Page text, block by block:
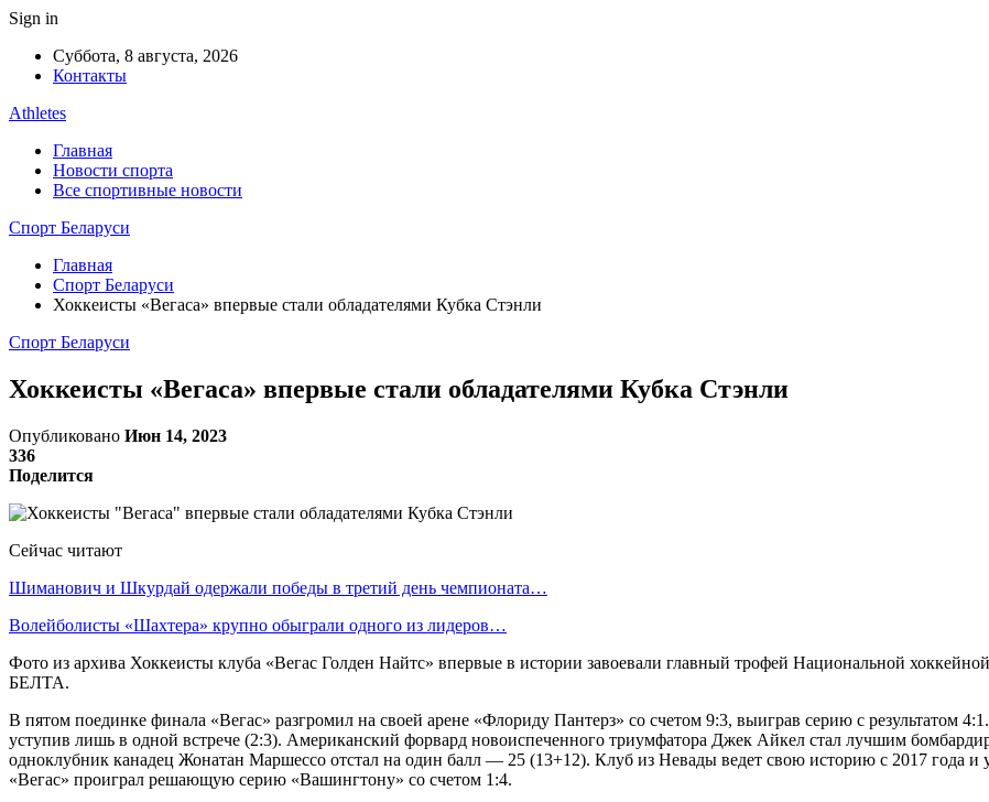
Sign in
Суббота, 8 августа, 2026
Контакты
Athletes
Главная
Новости спорта
Все спортивные новости
Спорт Беларуси
Главная
Спорт Беларуси
Хоккеисты «Вегаса» впервые стали обладателями Кубка Стэнли
Спорт Беларуси
Хоккеисты «Вегаса» впервые стали обладателями Кубка Стэнли
Опубликовано Июн 14, 2023
336
Поделится
Сейчас читают
Шиманович и Шкурдай одержали победы в третий день чемпионата…
Волейболисты «Шахтера» крупно обыграли одного из лидеров…
Фото из архива Хоккеисты клуба «Вегас Голден Найтс» впервые в истории завоевали главный трофей Национальной
БЕЛТА.
В пятом поединке финала «Вегас» разгромил на своей арене «Флориду Пантерз» со счетом 9:3, выиграв серию с результатом
уступив лишь в одной встрече (2:3). Американский форвард новоиспеченного триумфатора Джек Айкел стал лучшим
одноклубник канадец Жонатан Маршессо отстал на один балл — 25 (13+12). Клуб из Невады ведет свою историю с 2017 года
«Вегас» проиграл решающую серию «Вашингтону» со счетом 1:4.